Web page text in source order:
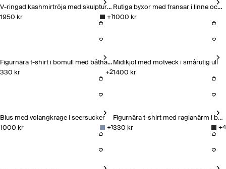
V-ringad kashmirtröja med skulptural ärm
V-ringad kashmirtröja med skulptural ärm
1950 kr
+1
Rutiga byxor med fransar i
Rutiga byxor med fransar i linne och bomull
1000 kr
Figurnära t-shirt i bomull med båthalsringning
Figurnära t-shirt i bomull med båthalsringning
330 kr
+2
Midikjol med motveck i
Midikjol med motveck i smårutig ull
1400 kr
Blus med volangkrage i seersucker
Blus med volangkrage i seersucker
1000 kr
+1
Figurnära t-shirt med
Figurnära t-shirt med raglanärm i bomullsjersey
330 kr
+4